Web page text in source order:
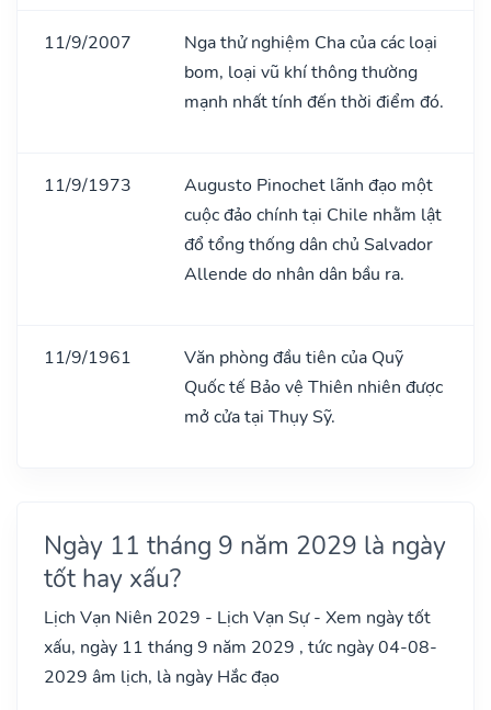
11/9/2007
Nga thử nghiệm Cha của các loại
bom, loại vũ khí thông thường
mạnh nhất tính đến thời điểm đó.
11/9/1973
Augusto Pinochet lãnh đạo một
cuộc đảo chính tại Chile nhằm lật
đổ tổng thống dân chủ Salvador
Allende do nhân dân bầu ra.
11/9/1961
Văn phòng đầu tiên của Quỹ
Quốc tế Bảo vệ Thiên nhiên được
mở cửa tại Thụy Sỹ.
Ngày 11 tháng 9 năm 2029 là ngày
tốt hay xấu?
Lịch Vạn Niên 2029 - Lịch Vạn Sự - Xem ngày tốt
xấu, ngày 11 tháng 9 năm 2029 , tức ngày 04-08-
2029 âm lịch, là ngày Hắc đạo